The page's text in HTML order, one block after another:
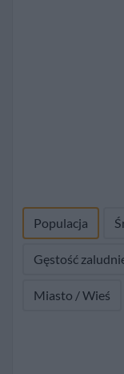
Populacja
Gęstość
Miasto / Wieś